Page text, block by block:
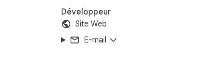
Développeur
Site Web
E-mail